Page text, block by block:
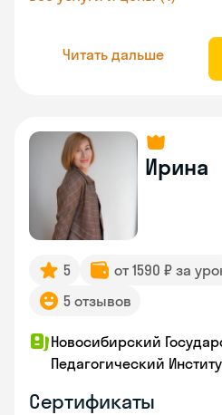
Читать дальше
Ирина
5 от 1590 ₽ за
5 отзывов
Новосибирский
Педагогический
Сертификаты